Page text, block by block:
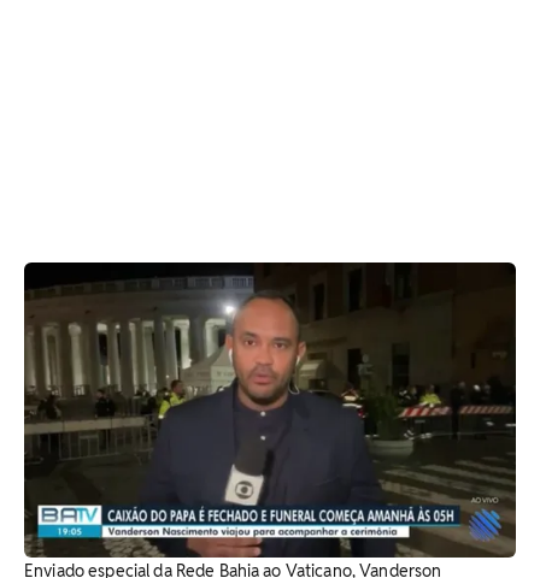
Enviado especial da Rede Bahia ao Vaticano, Vanderson